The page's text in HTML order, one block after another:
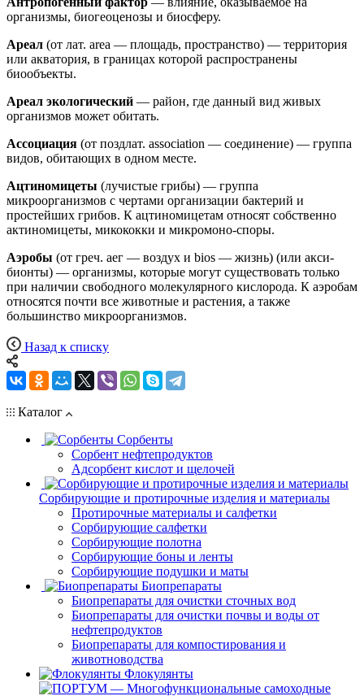
организмы, биогеоценозы и биосферу.
Ареал (от лат. area — площадь, пространство) — территория
или акватория, в границах которой распространены
биообъекты.
Ареал экологический — район, где данный вид живых
организмов может обитать.
Ассоциация (от поздлат. association — соединение) — группа
видов, обитающих в одном месте.
Ацтиномицеты (лучистые грибы) — группа
микроорганизмов с чертами организации бактерий и
простейших грибов. К ацтиномицетам относят собственно
актиномицеты, микококки и микромоно-споры.
Аэробы (от греч. аег — воздух и bios — жизнь) (или акси-
бионты) — организмы, которые могут существовать только
при наличии свободного молекулярного кислорода. К аэробам
относятся почти все животные и растения, а также
большинство микроорганизмов.
Назад к списку
Каталог
Сорбенты
Сорбент нефтепродуктов
Адсорбент кислот и щелочей
Сорбирующие и протирочные изделия и материалы
Протирочные материалы и салфетки
Сорбирующие салфетки
Сорбирующие полотна
Сорбирующие боны и ленты
Сорбирующие подушки и маты
Биопрепараты
Биопрепараты для очистки сточных вод
Биопрепараты для очистки почвы и воды от
нефтепродуктов
Биопрепараты для компостирования и
животноводства
Флокулянты